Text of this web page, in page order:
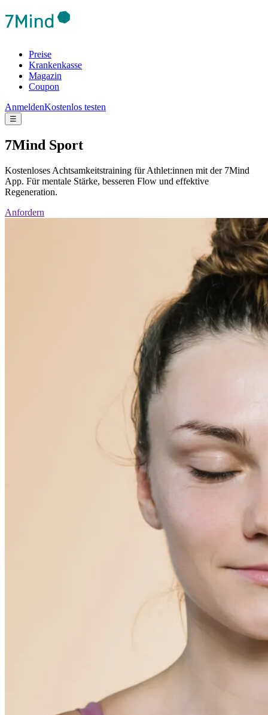
Preise
Krankenkasse
Magazin
Coupon
AnmeldenKostenlos testen
☰
7Mind Sport
Kostenloses Achtsamkeitstraining für Athlet:innen mit der 7Mind
App. Für mentale Stärke, besseren Flow und effektive
Regeneration.
Anfordern